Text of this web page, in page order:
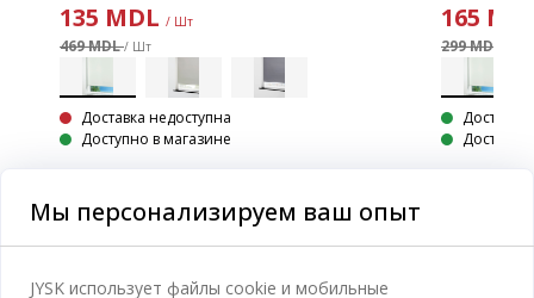
135 MDL / Шт
469 MDL/ Шт
Доставка недоступна
Доступно в магазине
165
299 MDL
Доставка
Категории
Мы персонализируем ваш опыт
JYSK использует файлы cookie и мобильные